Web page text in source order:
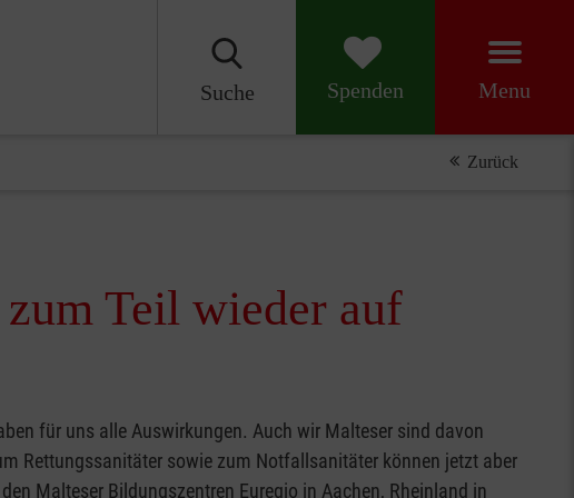
Suche Spenden Menu
Zurück
Teil wieder auf
für uns alle Auswirkungen. Auch wir Malteser sind davon
Rettungssanitäter sowie zum Notfallsanitäter können jetzt aber
Malteser Bildungszentren Euregio in Aachen, Rheinland in